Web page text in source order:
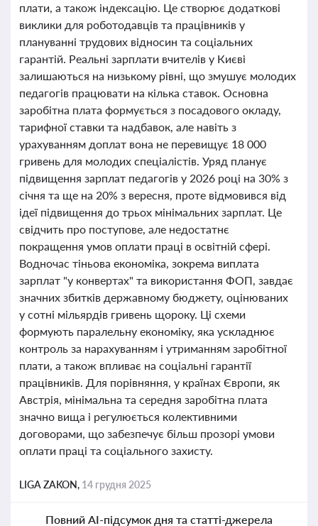
плати, а також індексацію. Це створює додаткові
виклики для роботодавців та працівників у
плануванні трудових відносин та соціальних
гарантій. Реальні зарплати вчителів у Києві
залишаються на низькому рівні, що змушує молодих
педагогів працювати на кілька ставок. Основна
заробітна плата формується з посадового окладу,
тарифної ставки та надбавок, але навіть з
урахуванням доплат вона не перевищує 18 000
гривень для молодих спеціалістів. Уряд планує
підвищення зарплат педагогів у 2026 році на 30% з
січня та ще на 20% з вересня, проте відмовився від
ідеї підвищення до трьох мінімальних зарплат. Це
свідчить про поступове, але недостатнє
покращення умов оплати праці в освітній сфері.
Водночас тіньова економіка, зокрема виплата
зарплат "у конвертах" та використання ФОП, завдає
значних збитків державному бюджету, оцінюваних
у сотні мільярдів гривень щороку. Ці схеми
формують паралельну економіку, яка ускладнює
контроль за нарахуванням і утриманням заробітної
плати, а також впливає на соціальні гарантії
працівників. Для порівняння, у країнах Європи, як
Австрія, мінімальна та середня заробітна плата
значно вища і регулюється колективними
договорами, що забезпечує більш прозорі умови
оплати праці та соціального захисту.
LIGA ZAKON, 14 грудня 2025
Повний AI-підсумок дня та статті-джерела